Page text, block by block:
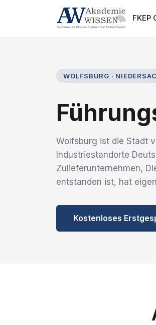
FKEP
WOLFSBURG ·
Wolfsburg ist die Stadt
Industriestandorte
Zulieferunternehmen,
entstanden ist, hat
Kostenloses